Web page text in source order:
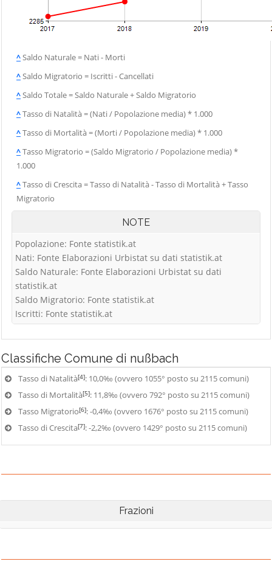
^Saldo Naturale = Nati - Morti
^Saldo Migratorio = Iscritti - Cancellati
^Saldo Totale = Saldo Naturale + Saldo Migratorio
^Tasso di Natalità = (Nati / Popolazione media) * 1.000
^Tasso di Mortalità = (Morti / Popolazione media) * 1.000
^Tasso Migratorio = (Saldo Migratorio / Popolazione media) *
1.000
^Tasso di Crescita = Tasso di Natalità - Tasso di Mortalità + Tasso
Migratorio
NOTE
Popolazione: Fonte statistik.at
Nati: Fonte Elaborazioni Urbistat su dati statistik.at
Saldo Naturale: Fonte Elaborazioni Urbistat su dati
statistik.at
Saldo Migratorio: Fonte statistik.at
Iscritti: Fonte statistik.at
Classifiche Comune di nußbach
Tasso di Natalità[4]: 10,0‰ (ovvero 1055° posto su 2115 comuni)
Tasso di Mortalità[5]: 11,8‰ (ovvero 792° posto su 2115 comuni)
Tasso Migratorio[6]: -0,4‰ (ovvero 1676° posto su 2115 comuni)
Tasso di Crescita[7]: -2,2‰ (ovvero 1429° posto su 2115 comuni)
Frazioni